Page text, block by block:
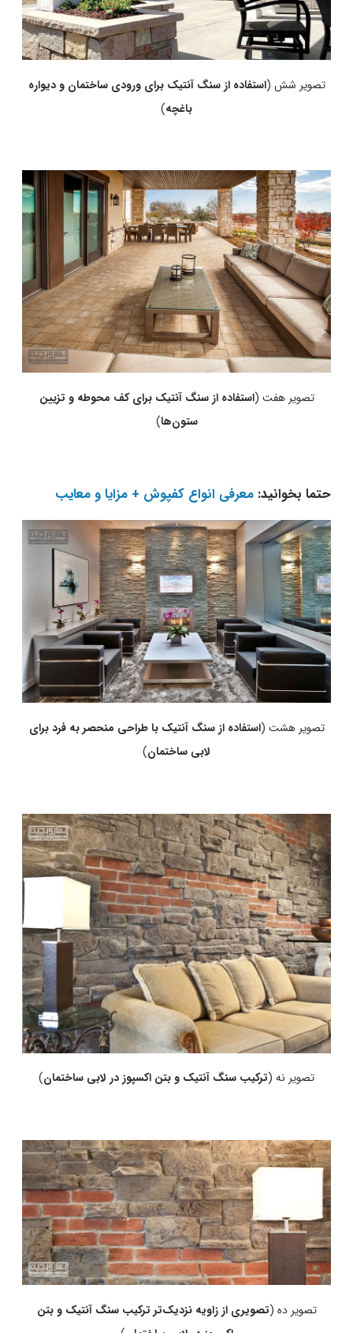
تصویر شش ( استفاده از سنگ آنتیک برای ورودی ساختمان و دیواره
باغچه)
تصویر هفت ( استفاده از سنگ آنتیک برای کف محوطه و تزیین
ستون‌ها)
حتما بخوانید:معرفی انواع کفپوش + مزایا و معایب
تصویر هشت ( استفاده از سنگ آنتیک با طراحی منحصر به فرد برای
لابی ساختمان)
تصویر نه ( ترکیب سنگ آنتیک و بتن اکسپوز در لابی ساختمان)
تصویر ده ( تصویری از زاویه نزدیک‌ترترکیب سنگ آنتیک و بتن